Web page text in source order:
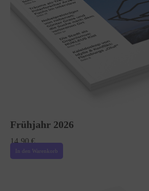
Frühjahr 2026
14,90€
In den Warenkorb